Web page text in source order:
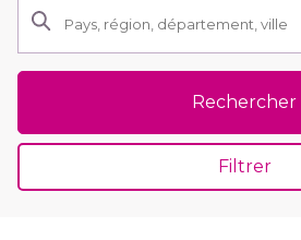
Rechercher
Filtrer